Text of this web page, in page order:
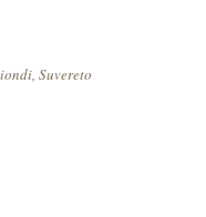
Suvereto